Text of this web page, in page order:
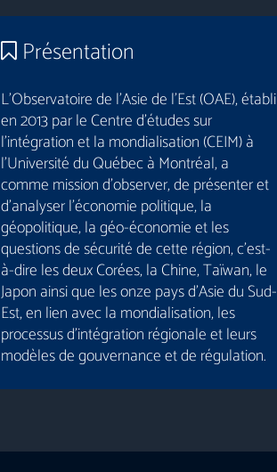
Présentation
L’Observatoire de l’Asie de l’Est (OAE), établi
en 2013 par le Centre d’études sur
l’intégration et la mondialisation (CEIM) à
l’Université du Québec à Montréal, a
comme mission d’observer, de présenter et
d’analyser l’économie politique, la
géopolitique, la géo-économie et les
questions de sécurité de cette région, c’est-
à-dire les deux Corées, la Chine, Taïwan, le
Japon ainsi que les onze pays d’Asie du Sud-
Est, en lien avec la mondialisation, les
processus d’intégration régionale et leurs
modèles de gouvernance et de régulation.